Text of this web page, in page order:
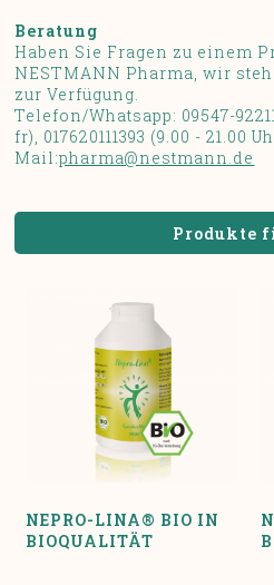
Beratung
Haben Sie Fragen zu einem
NESTMANN Pharma, wir
zur Verfügung.
Telefon/Whatsapp: 09547-
fr), 017620111393 (9.00 - 21.00
Mail:pharma@nestmann.de
Produkte
NEPRO-LINA® BIO IN
BIOQUALITÄT